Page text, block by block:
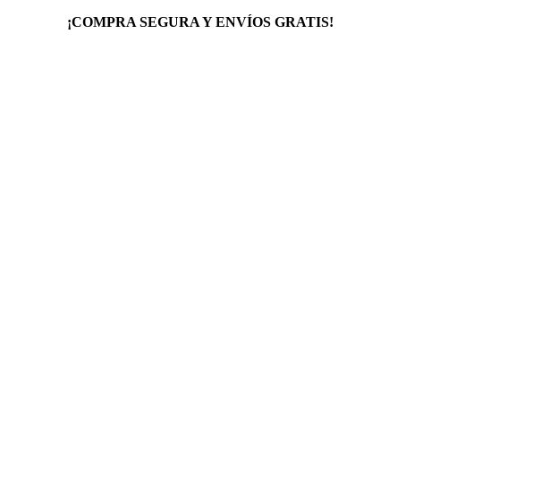
¡COMPRA SEGURA Y ENVÍOS GRATIS!